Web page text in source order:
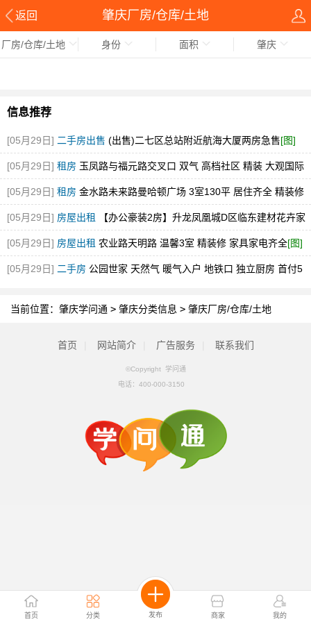
返回 肇庆厂房/仓库/土地
首页 分类 发布 商家 我的
厂房/仓库/土地 身份 面积 肇庆
信息推荐
[05月29日] 二手房出售 (出售)二七区总站附近航海大厦两房急售[图]
[05月29日] 租房 玉凤路与福元路交叉口 双气 高档社区 精装 大观国际
[图]
[05月29日] 租房 金水路未来路曼哈顿广场 3室130平 居住齐全 精装修
随时看[图]
[05月29日] 房屋出租 【办公豪装2房】升龙凤凰城D区临东建材花卉家
电市场中博旁急租[图]
[05月29日] 房屋出租 农业路天明路 温馨3室 精装修 家具家电齐全[图]
[05月29日] 二手房 公园世家 天然气 暖气入户 地铁口 独立厨房 首付5
当前位置： 肇庆学问通 > 肇庆分类信息 > 肇庆厂房/仓库/土地
首页 网站简介 广告服务 联系我们
©Copyright 学问通
电话： 400-000-3150